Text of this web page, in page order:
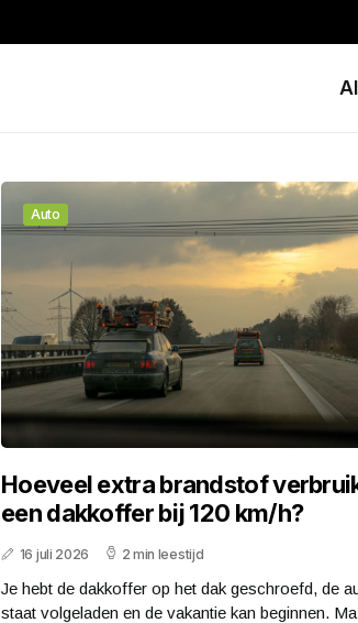
Auto
Hoeveel extra brandstof
een dakkoffer bij 120 km/h?
16 juli 2026 2 min leestijd
Je hebt de dakkoffer op het dak geschroefd, de
staat volgeladen en de vakantie kan beginnen.